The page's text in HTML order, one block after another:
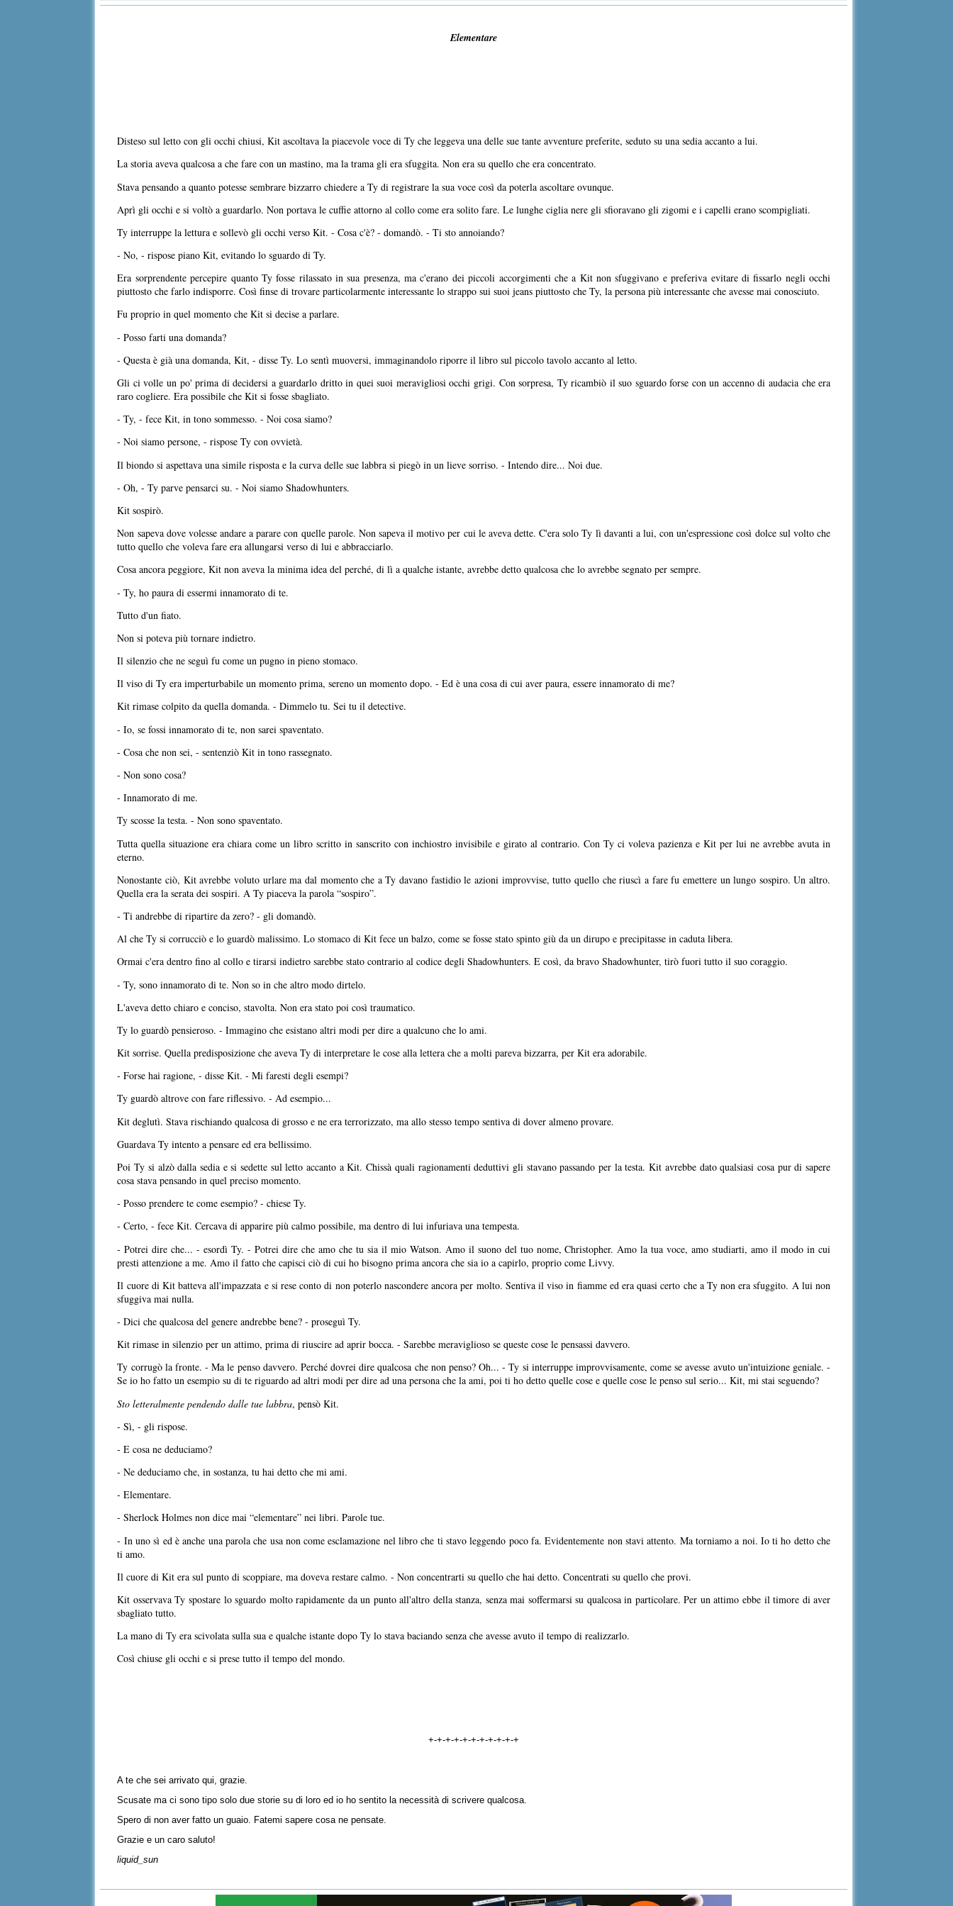
Elementare
Disteso sul letto con gli occhi chiusi, Kit ascoltava la piacevole voce di Ty che leggeva una delle sue tante avventure preferite, seduto su una sedia accanto a lui.
La storia aveva qualcosa a che fare con un mastino, ma la trama gli era sfuggita. Non era su quello che era concentrato.
Stava pensando a quanto potesse sembrare bizzarro chiedere a Ty di registrare la sua voce così da poterla ascoltare ovunque.
Aprì gli occhi e si voltò a guardarlo. Non portava le cuffie attorno al collo come era solito fare. Le lunghe ciglia nere gli sfioravano gli zigomi e i capelli erano scompigliati.
Ty interruppe la lettura e sollevò gli occhi verso Kit. - Cosa c'è? - domandò. - Ti sto annoiando?
- No, - rispose piano Kit, evitando lo sguardo di Ty.
Era sorprendente percepire quanto Ty fosse rilassato in sua presenza, ma c'erano dei piccoli accorgimenti che a Kit non sfuggivano e preferiva evitare di fissarlo negli occhi
piuttosto che farlo indisporre. Così finse di trovare particolarmente interessante lo strappo sui suoi jeans piuttosto che Ty, la persona più interessante che avesse mai conosciuto.
Fu proprio in quel momento che Kit si decise a parlare.
- Posso farti una domanda?
- Questa è già una domanda, Kit, - disse Ty. Lo sentì muoversi, immaginandolo riporre il libro sul piccolo tavolo accanto al letto.
Gli ci volle un po' prima di decidersi a guardarlo dritto in quei suoi meravigliosi occhi grigi. Con sorpresa, Ty ricambiò il suo sguardo forse con un accenno di audacia che era
raro cogliere. Era possibile che Kit si fosse sbagliato.
- Ty, - fece Kit, in tono sommesso. - Noi cosa siamo?
- Noi siamo persone, - rispose Ty con ovvietà.
Il biondo si aspettava una simile risposta e la curva delle sue labbra si piegò in un lieve sorriso. - Intendo dire... Noi due.
- Oh, - Ty parve pensarci su. - Noi siamo Shadowhunters.
Kit sospirò.
Non sapeva dove volesse andare a parare con quelle parole. Non sapeva il motivo per cui le aveva dette. C'era solo Ty lì davanti a lui, con un'espressione così dolce sul volto che
tutto quello che voleva fare era allungarsi verso di lui e abbracciarlo.
Cosa ancora peggiore, Kit non aveva la minima idea del perché, di lì a qualche istante, avrebbe detto qualcosa che lo avrebbe segnato per sempre.
- Ty, ho paura di essermi innamorato di te.
Tutto d'un fiato.
Non si poteva più tornare indietro.
Il silenzio che ne seguì fu come un pugno in pieno stomaco.
Il viso di Ty era imperturbabile un momento prima, sereno un momento dopo. - Ed è una cosa di cui aver paura, essere innamorato di me?
Kit rimase colpito da quella domanda. - Dimmelo tu. Sei tu il detective.
- Io, se fossi innamorato di te, non sarei spaventato.
- Cosa che non sei, - sentenziò Kit in tono rassegnato.
- Non sono cosa?
- Innamorato di me.
Ty scosse la testa. - Non sono spaventato.
Tutta quella situazione era chiara come un libro scritto in sanscrito con inchiostro invisibile e girato al contrario. Con Ty ci voleva pazienza e Kit per lui ne avrebbe avuta in
eterno.
Nonostante ciò, Kit avrebbe voluto urlare ma dal momento che a Ty davano fastidio le azioni improvvise, tutto quello che riuscì a fare fu emettere un lungo sospiro. Un altro.
Quella era la serata dei sospiri. A Ty piaceva la parola “sospiro”.
- Ti andrebbe di ripartire da zero? - gli domandò.
Al che Ty si corrucciò e lo guardò malissimo. Lo stomaco di Kit fece un balzo, come se fosse stato spinto giù da un dirupo e precipitasse in caduta libera.
Ormai c'era dentro fino al collo e tirarsi indietro sarebbe stato contrario al codice degli Shadowhunters. E così, da bravo Shadowhunter, tirò fuori tutto il suo coraggio.
- Ty, sono innamorato di te. Non so in che altro modo dirtelo.
L'aveva detto chiaro e conciso, stavolta. Non era stato poi così traumatico.
Ty lo guardò pensieroso. - Immagino che esistano altri modi per dire a qualcuno che lo ami.
Kit sorrise. Quella predisposizione che aveva Ty di interpretare le cose alla lettera che a molti pareva bizzarra, per Kit era adorabile.
- Forse hai ragione, - disse Kit. - Mi faresti degli esempi?
Ty guardò altrove con fare riflessivo. - Ad esempio...
Kit deglutì. Stava rischiando qualcosa di grosso e ne era terrorizzato, ma allo stesso tempo sentiva di dover almeno provare.
Guardava Ty intento a pensare ed era bellissimo.
Poi Ty si alzò dalla sedia e si sedette sul letto accanto a Kit. Chissà quali ragionamenti deduttivi gli stavano passando per la testa. Kit avrebbe dato qualsiasi cosa pur di sapere
cosa stava pensando in quel preciso momento.
- Posso prendere te come esempio? - chiese Ty.
- Certo, - fece Kit. Cercava di apparire più calmo possibile, ma dentro di lui infuriava una tempesta.
- Potrei dire che... - esordì Ty. - Potrei dire che amo che tu sia il mio Watson. Amo il suono del tuo nome, Christopher. Amo la tua voce, amo studiarti, amo il modo in cui
presti attenzione a me. Amo il fatto che capisci ciò di cui ho bisogno prima ancora che sia io a capirlo, proprio come Livvy.
Il cuore di Kit batteva all'impazzata e si rese conto di non poterlo nascondere ancora per molto. Sentiva il viso in fiamme ed era quasi certo che a Ty non era sfuggito. A lui non
sfuggiva mai nulla.
- Dici che qualcosa del genere andrebbe bene? - proseguì Ty.
Kit rimase in silenzio per un attimo, prima di riuscire ad aprir bocca. - Sarebbe meraviglioso se queste cose le pensassi davvero.
Ty corrugò la fronte. - Ma le penso davvero. Perché dovrei dire qualcosa che non penso? Oh... - Ty si interruppe improvvisamente, come se avesse avuto un'intuizione geniale. -
Se io ho fatto un esempio su di te riguardo ad altri modi per dire ad una persona che la ami, poi ti ho detto quelle cose e quelle cose le penso sul serio... Kit, mi stai seguendo?
Sto letteralmente pendendo dalle tue labbra, pensò Kit.
- Sì, - gli rispose.
- E cosa ne deduciamo?
- Ne deduciamo che, in sostanza, tu hai detto che mi ami.
- Elementare.
- Sherlock Holmes non dice mai “elementare” nei libri. Parole tue.
- In uno sì ed è anche una parola che usa non come esclamazione nel libro che ti stavo leggendo poco fa. Evidentemente non stavi attento. Ma torniamo a noi. Io ti ho detto che
ti amo.
Il cuore di Kit era sul punto di scoppiare, ma doveva restare calmo. - Non concentrarti su quello che hai detto. Concentrati su quello che provi.
Kit osservava Ty spostare lo sguardo molto rapidamente da un punto all'altro della stanza, senza mai soffermarsi su qualcosa in particolare. Per un attimo ebbe il timore di aver
sbagliato tutto.
La mano di Ty era scivolata sulla sua e qualche istante dopo Ty lo stava baciando senza che avesse avuto il tempo di realizzarlo.
Così chiuse gli occhi e si prese tutto il tempo del mondo.
+-+-+-+-+-+-+-+-+-+-+
A te che sei arrivato qui, grazie.
Scusate ma ci sono tipo solo due storie su di loro ed io ho sentito la necessità di scrivere qualcosa.
Spero di non aver fatto un guaio. Fatemi sapere cosa ne pensate.
Grazie e un caro saluto!
liquid_sun